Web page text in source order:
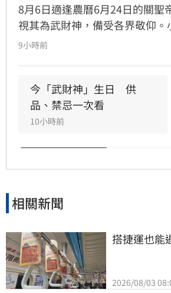
8月6日適逢農曆6月24日的關聖
視其為武財神，備受各界敬仰。
指出，關聖帝君誕辰當日誠心祭
產；生肖狗偏財運強，有望獲
調，無論生肖為何，只要虔誠
能祈求聖帝祖庇佑，迎來事業順
好運勢，建議民眾把握良機，為
財。
9小時前
今「武財神」生日　供
品、禁忌一次看
10小時前
相關新聞
搭捷運也能
2026/08/03